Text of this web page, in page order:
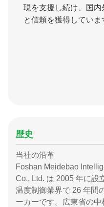
現を支援し続け、国
と信頼を獲得していま
歴史
当社の沿革
Foshan Meidebao
Co., Ltd. は 2005 年に設
温度制御業界で 26 年間
ーカーです。広東省の